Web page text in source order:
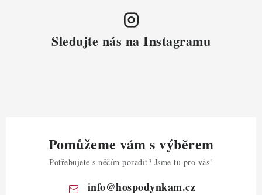
Sledujte nás na Instagramu
Pomůžeme vám s výběrem
Potřebujete s něčím poradit? Jsme tu pro vás!
info@hospodynkam.cz